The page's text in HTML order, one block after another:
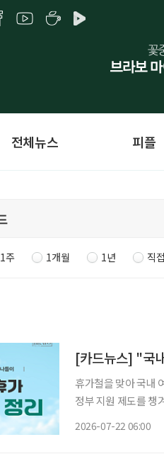
전체뉴스 피플
1주 1개월 1년 직
[카드뉴스] "국
휴가철을 맞아 국내
정부 지원 제도를 챙
2026-07-22 06:00